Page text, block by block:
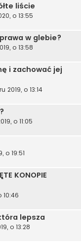
liście
o 13:55
w glebie?
o 13:58
i zachować jej
2019, o 13:14
o 11:05
o 19:51
KONOPIE
10:46
lepsza
o 13:28